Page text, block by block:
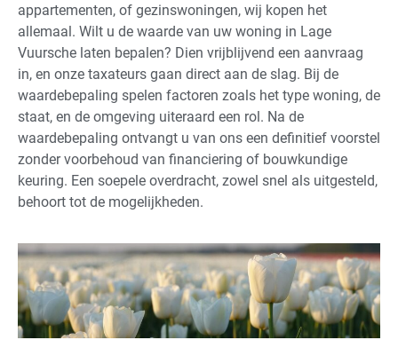
appartementen, of gezinswoningen, wij kopen het
allemaal. Wilt u de waarde van uw woning in Lage
Vuursche laten bepalen? Dien vrijblijvend een aanvraag
in, en onze taxateurs gaan direct aan de slag. Bij de
waardebepaling spelen factoren zoals het type woning, de
staat, en de omgeving uiteraard een rol. Na de
waardebepaling ontvangt u van ons een definitief voorstel
zonder voorbehoud van financiering of bouwkundige
keuring. Een soepele overdracht, zowel snel als uitgesteld,
behoort tot de mogelijkheden.